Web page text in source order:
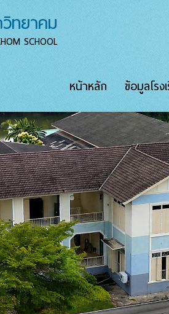
ทยาคม
SCHOOL
หน้าหลัก ข้อมูลโรง